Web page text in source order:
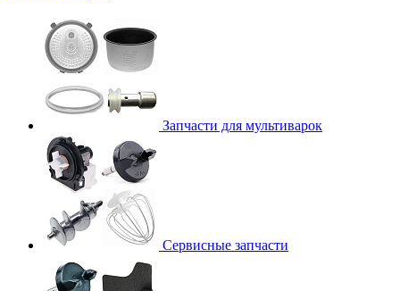
Запчасти для мультиварок
Сервисные запчасти